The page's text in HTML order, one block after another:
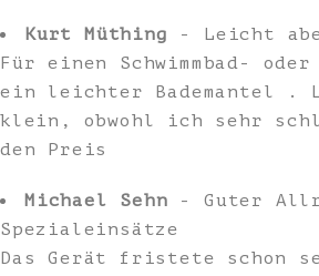
Kurt Müthing - Leicht
Für einen Schwimmbad- oder
ein leichter Bademantel .
klein, obwohl ich sehr
den Preis
Michael Sehn - Guter
Spezialeinsätze
Das Gerät fristete schon